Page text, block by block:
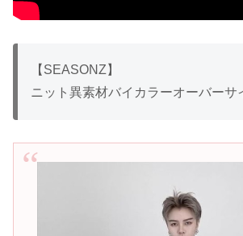
【SEASONZ】
ニット異素材バイカラーオーバーサ